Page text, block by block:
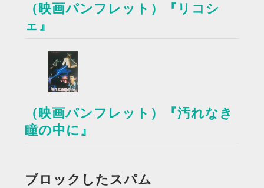
（映画パンフレット）『リコシ
ェ』
（映画パンフレット）『汚れなき
瞳の中に』
ブロックしたスパム